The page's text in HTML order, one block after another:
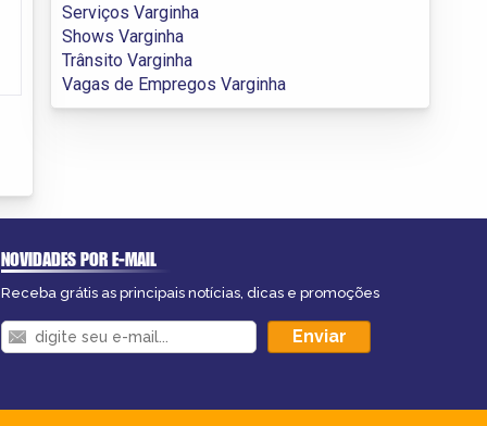
Serviços Varginha
Shows Varginha
Trânsito Varginha
Vagas de Empregos Varginha
NOVIDADES POR E-MAIL
Receba grátis as principais notícias, dicas e promoções